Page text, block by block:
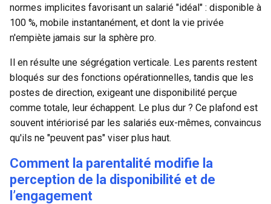
normes implicites favorisant un salarié "idéal" : disponible à
100 %, mobile instantanément, et dont la vie privée
n'empiète jamais sur la sphère pro.
Il en résulte une ségrégation verticale. Les parents restent
bloqués sur des fonctions opérationnelles, tandis que les
postes de direction, exigeant une disponibilité perçue
comme totale, leur échappent. Le plus dur ? Ce plafond est
souvent intériorisé par les salariés eux-mêmes, convaincus
qu'ils ne "peuvent pas" viser plus haut.
Comment la parentalité modifie la
perception de la disponibilité et de
l’engagement